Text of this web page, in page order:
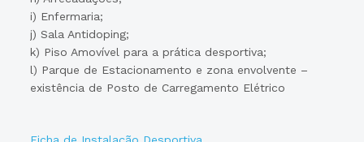
i) Enfermaria;
j) Sala Antidoping;
k) Piso Amovível para a prática desportiva;
l) Parque de Estacionamento e zona envolvente –
existência de Posto de Carregamento Elétrico